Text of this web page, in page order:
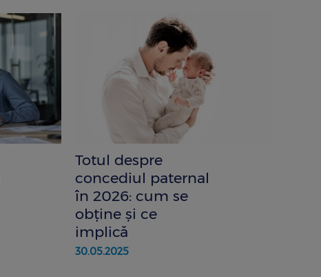
Totul despre
concediul paternal
în 2026: cum se
obține și ce
implică
30.05.2025